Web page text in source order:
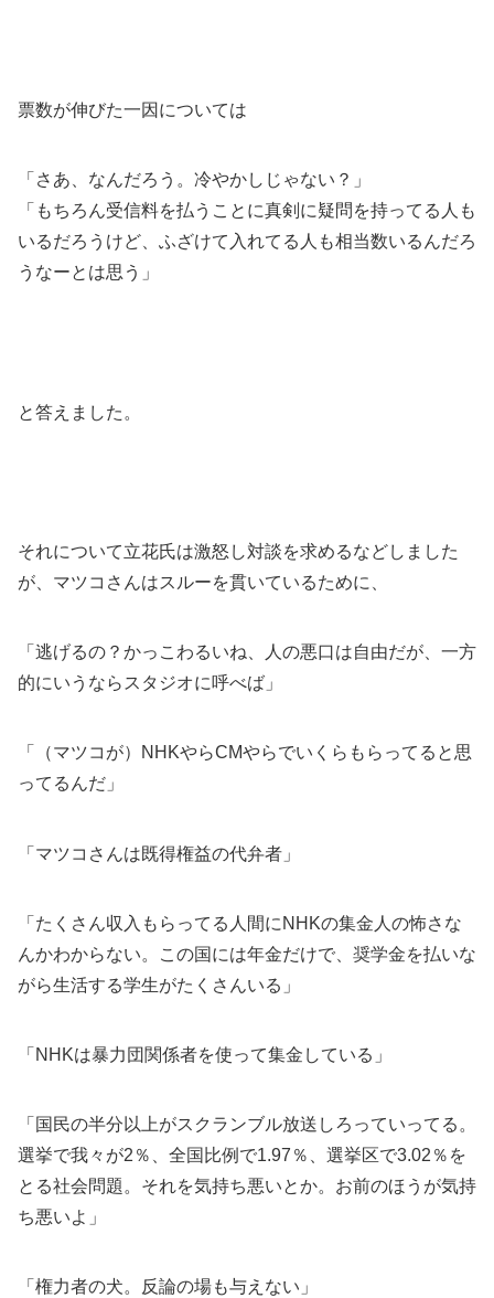
票数が伸びた一因については
「さあ、なんだろう。冷やかしじゃない？」
「もちろん受信料を払うことに真剣に疑問を持ってる人も
いるだろうけど、ふざけて入れてる人も相当数いるんだろ
うなーとは思う」
と答えました。
それについて立花氏は激怒し対談を求めるなどしました
が、マツコさんはスルーを貫いているために、
「逃げるの？かっこわるいね、人の悪口は自由だが、一方
的にいうならスタジオに呼べば」
「（マツコが）NHKやらCMやらでいくらもらってると思
ってるんだ」
「マツコさんは既得権益の代弁者」
「たくさん収入もらってる人間にNHKの集金人の怖さな
んかわからない。この国には年金だけで、奨学金を払いな
がら生活する学生がたくさんいる」
「NHKは暴力団関係者を使って集金している」
「国民の半分以上がスクランブル放送しろっていってる。
選挙で我々が2％、全国比例で1.97％、選挙区で3.02％を
とる社会問題。それを気持ち悪いとか。お前のほうが気持
ち悪いよ」
「権力者の犬。反論の場も与えない」